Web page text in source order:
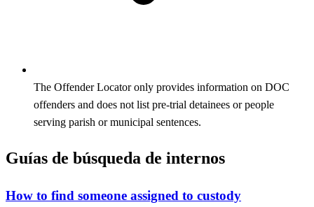
The Offender Locator only provides information on DOC
offenders and does not list pre-trial detainees or people
serving parish or municipal sentences.
Guías de búsqueda de internos
How to find someone assigned to custody